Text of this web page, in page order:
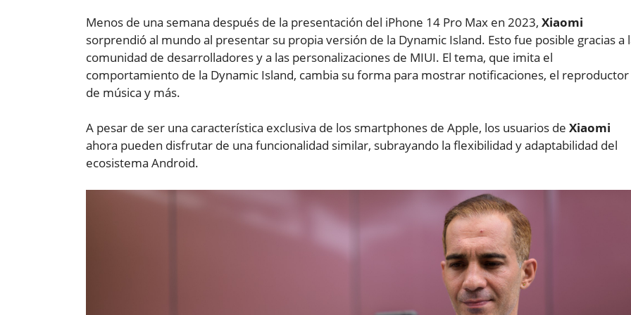
Menos de una semana después de la presentación del iPhone 14 Pro Max en 2023, Xiaomi
sorprendió al mundo al presentar su propia versión de la Dynamic Island. Esto fue posible gracias a
comunidad de desarrolladores y a las personalizaciones de MIUI. El tema, que imita el
comportamiento de la Dynamic Island, cambia su forma para mostrar notificaciones, el reproductor
de música y más.
A pesar de ser una característica exclusiva de los smartphones de Apple, los usuarios de Xiaomi
ahora pueden disfrutar de una funcionalidad similar, subrayando la flexibilidad y adaptabilidad del
ecosistema Android.